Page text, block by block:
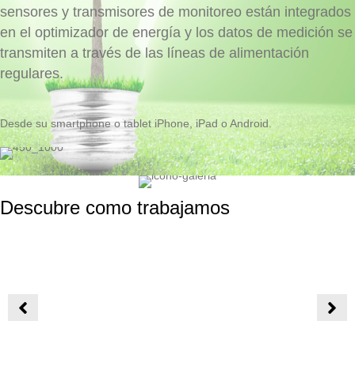
sensores y transmisores de monitoreo están integrados
en el optimizador de energía y los datos de medición se
transmiten a través de las líneas de alimentación
regulares.
Desde su smartphone o tablet iPhone, iPad o Android.
Descubre como trabajamos